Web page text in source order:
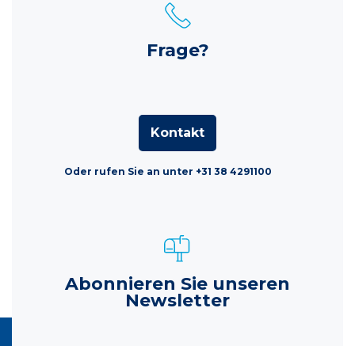
Frage?
Kontakt
Oder rufen Sie an unter +31 38 4291100
Abonnieren Sie unseren
Newsletter